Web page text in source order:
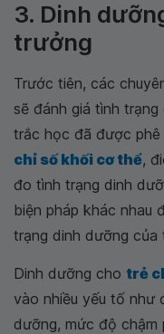
3. Dinh
trưởng
Trước tiên, các
sẽ đánh giá tình
trắc học đã được
chỉ số khối cơ thể,
đo tình trạng dinh
biện pháp khác nhau
trạng dinh dưỡng của
Dinh dưỡng cho trẻ
vào nhiều yếu tố như
dưỡng, mức độ chậm